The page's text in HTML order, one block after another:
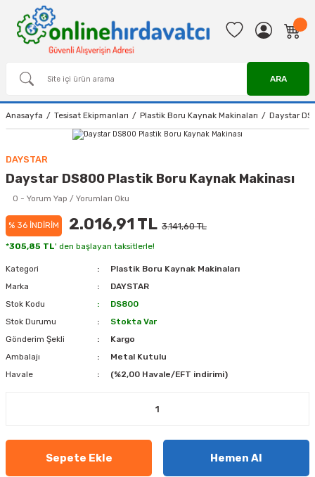
ARA
Anasayfa Tesisat Ekipmanları Plastik Boru Kaynak Makinaları Daystar
DAYSTAR
Daystar DS800 Plastik Boru Kaynak Makinası
0 - Yorum Yap / Yorumları Oku
% 36 İNDİRİM 2.016,91 TL 3.141,60 TL
*305,85 TL' den başlayan taksitlerle!
Kategori
Plastik Boru Kaynak Makinaları
Marka
DAYSTAR
Stok Kodu
DS800
Stok Durumu
Stokta Var
Gönderim Şekli
Kargo
Ambalajı
Metal Kutulu
Havale
(%2,00 Havale/EFT indirimi)
Sepete Ekle Hemen Al